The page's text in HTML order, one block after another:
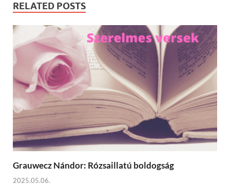
RELATED POSTS
Grauwecz Nándor: Rózsaillatú boldogság
2025.05.06.